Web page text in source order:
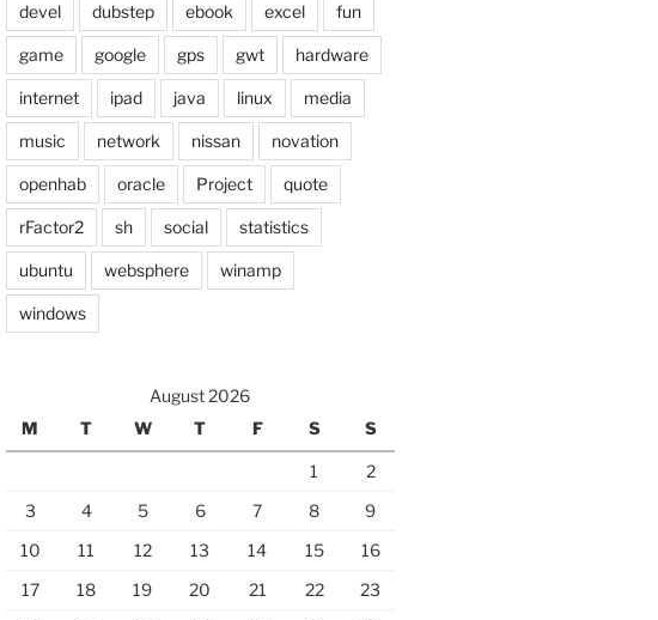
devel dubstep ebook excel fun
game google gps gwt hardware
internet ipad java linux media
music network nissan novation
openhab oracle Project quote
rFactor2 sh social statistics
ubuntu websphere winamp
windows
August 2026
M
T W T F S S
1
2
3
4 5 6 7 8
9
10
11 12 13 14 15
16
17
18 19 20 21 22
23